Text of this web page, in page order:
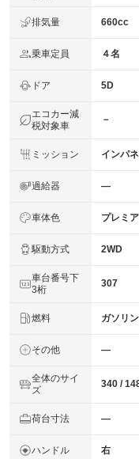
排気量 660cc
乗車定員 ４名
ドア 5D
エコカー減
税対象車
－
ミッション インパ
過給器 ―
車体色 プレミ
駆動方式 2WD
車台番号下
3桁
307
燃料 ガソリン
その他 ―
全体のサイ
ズ
340 /
荷台寸法 ―
ハンドル 右